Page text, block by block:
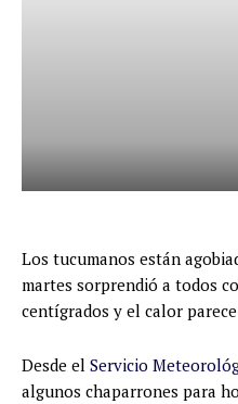
Los tucumanos están
martes sorprendió a todos
centígrados y el calor
Desde el Servicio
algunos chaparrones para